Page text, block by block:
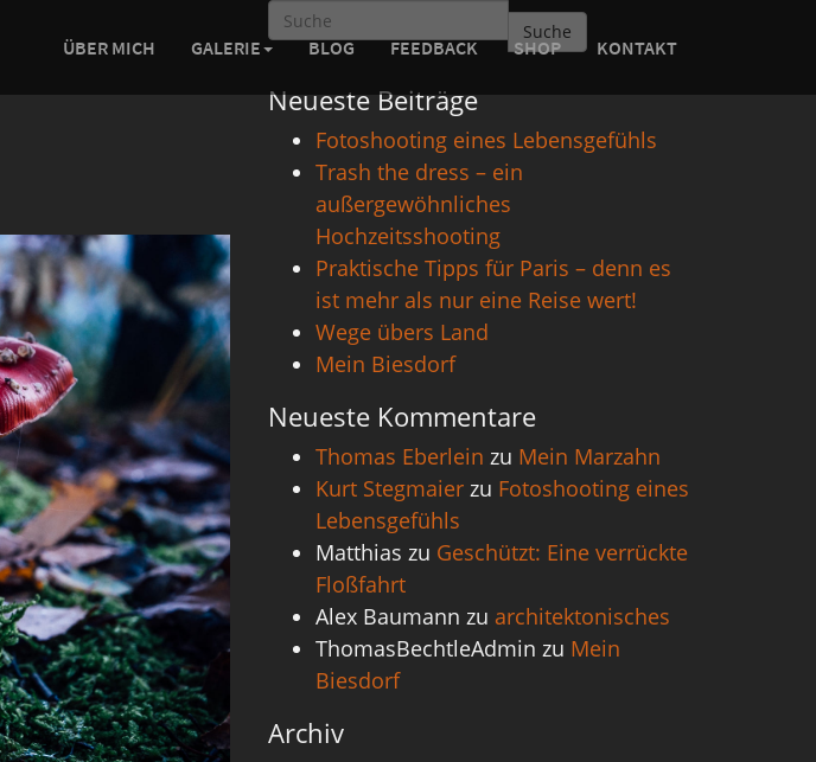
ÜBER MICH GALERIE BLOG FEEDBACK SHOP KONTAKT
Suche
Neueste Beiträge
Fotoshooting eines Lebensgefühls
Trash the dress – ein
außergewöhnliches
Hochzeitsshooting
Praktische Tipps für Paris – denn es
ist mehr als nur eine Reise wert!
Wege übers Land
Mein Biesdorf
Neueste Kommentare
Thomas Eberlein zu Mein Marzahn
Kurt Stegmaier zu Fotoshooting eines
Lebensgefühls
Matthias zu Geschützt: Eine verrückte
Floßfahrt
Alex Baumann zu architektonisches
ThomasBechtleAdmin zu Mein
Biesdorf
Archiv